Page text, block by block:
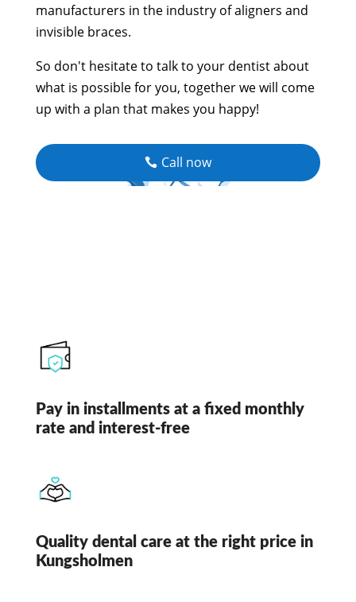
manufacturers in the industry of aligners and
invisible braces.
So don't hesitate to talk to your dentist about
what is possible for you, together we will come
up with a plan that makes you happy!
Call now
Pay in installments at a fixed monthly
rate and interest-free
Quality dental care at the right price in
Kungsholmen